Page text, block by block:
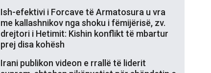
Ish-efektivi i Forcave të Armatosura u vra
me kallashnikov nga shoku i fëmijërisë, zv.
drejtori i Hetimit: Kishin konflikt të mbartur
prej disa kohësh
Irani publikon videon e rrallë të liderit